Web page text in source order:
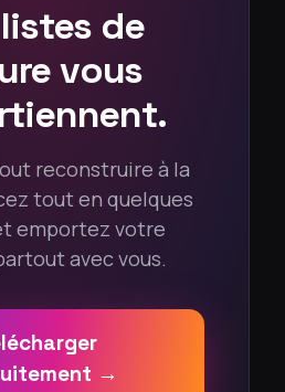
de
vous
reconstruire à la
tout en quelques
emportez votre
avec vous.
→